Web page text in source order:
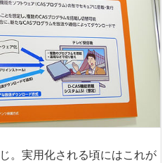
。実用化される頃にはこれが